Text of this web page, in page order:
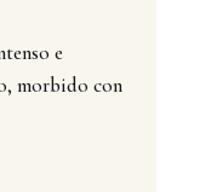
e
morbido con